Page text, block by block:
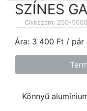
SZÍNES
Cikkszám: 250-
Ára: 3 400 Ft / pár
Könnyű